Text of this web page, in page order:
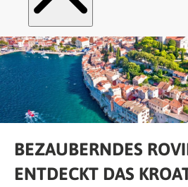
BEZAUBERNDES
ENTDECKT DAS